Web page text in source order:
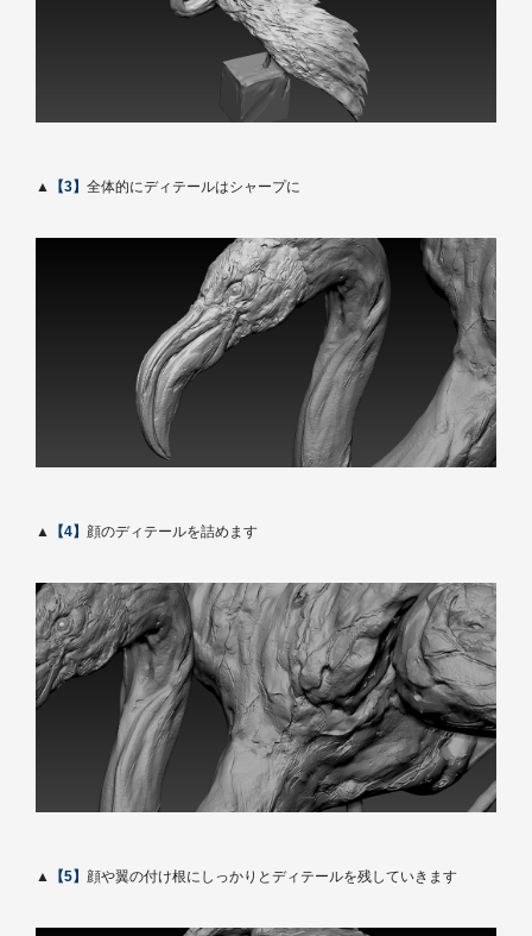
▲ 【3】 全体的にディテールはシャープに
▲ 【4】 顔のディテールを詰めます
▲ 【5】 顔や翼の付け根にしっかりとディテールを残していきます